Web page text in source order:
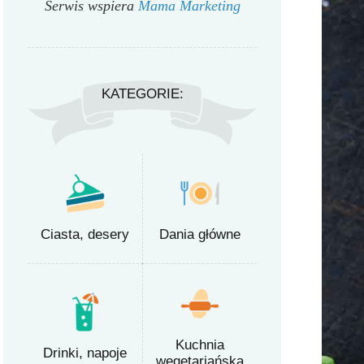
Serwis wspiera Mama Marketing
KATEGORIE:
Ciasta, desery Dania główne
Drinki, napoje
Kuchnia
wegetariańska